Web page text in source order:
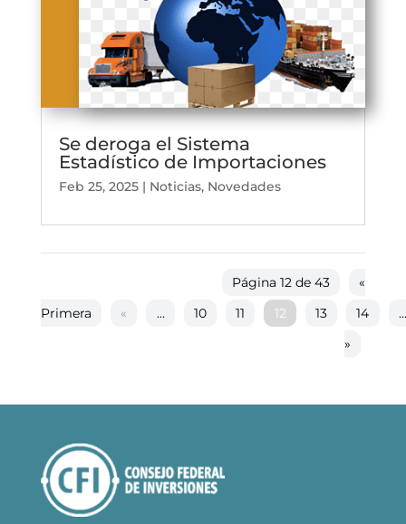
Se deroga el Sistema
Estadístico de Importaciones
Feb 25, 2025| Noticias, Novedades
Página 12 de 43
«
Primera
« ... 10 11 12 13 14
...
»